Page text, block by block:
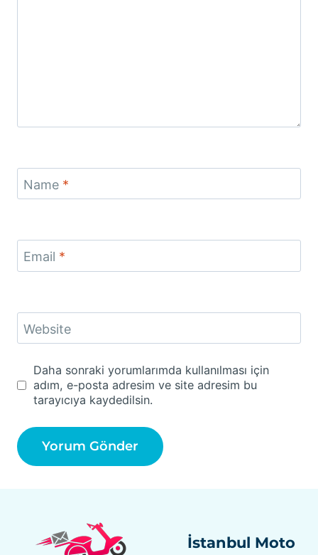
Name *
Email *
Website
Daha sonraki yorumlarımda kullanılması için
adım, e-posta adresim ve site adresim bu
tarayıcıya kaydedilsin.
İstanbul Moto